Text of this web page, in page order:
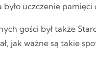
uczczenie
gości był także
jak ważne są takie